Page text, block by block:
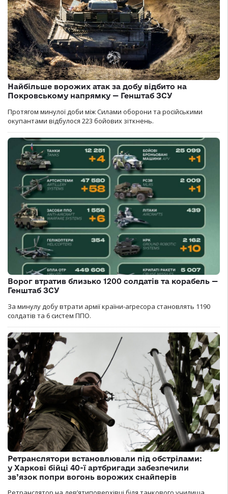
Найбільше ворожих атак за добу відбито на
Покровському напрямку — Генштаб ЗСУ
Протягом минулої доби між Силами оборони та російськими
окупантами відбулося 223 бойових зіткнень.
Ворог втратив близько 1200 солдатів та корабель —
Генштаб ЗСУ
За минулу добу втрати армії країни-агресора становлять 1190
солдатів та 6 систем ППО.
Ретранслятори встановлювали під обстрілами:
у Харкові бійці 40-ї артбригади забезпечили
зв’язок попри вогонь ворожих снайперів